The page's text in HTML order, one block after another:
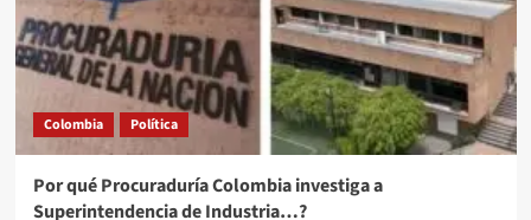
Colombia Política
Por qué Procuraduría Colombia investiga a
Superintendencia de Industria…?